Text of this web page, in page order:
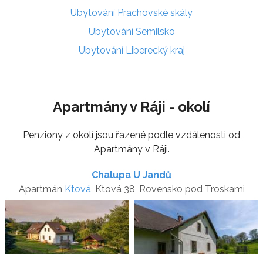
Ubytování Prachovské skály
Ubytování Semilsko
Ubytování Liberecký kraj
Apartmány v Ráji - okolí
Penziony z okolí jsou řazené podle vzdálenosti od
Apartmány v Ráji.
Chalupa U Jandů
Apartmán Ktová , Ktová 38, Rovensko pod Troskami